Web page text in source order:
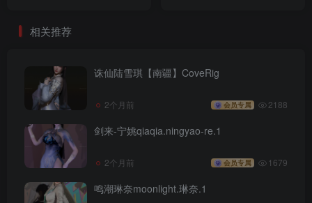
相关推荐
诛仙陆雪琪【南疆】CoveRig
2个月前 会员专属 2188
剑来-宁姚qiaqia.ningyao-re.1
2个月前 会员专属 1679
鸣潮琳奈moonlight.琳奈.1